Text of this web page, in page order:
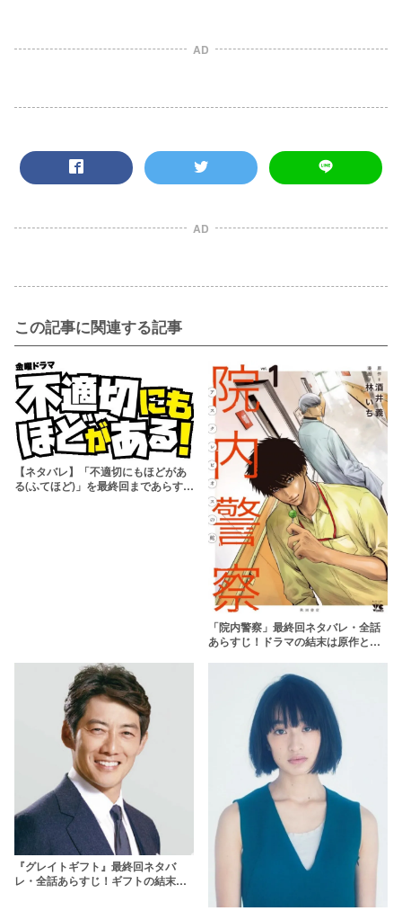
AD
AD
この記事に関連する記事
【ネタバレ】「不適切にもほどがあ
る(ふてほど)」を最終回まであらすじ
「院内警察」最終回ネタバレ・全話
あらすじ！ドラマの結末は原作とは
『グレイトギフト』最終回ネタバ
レ・全話あらすじ！ギフトの結末や